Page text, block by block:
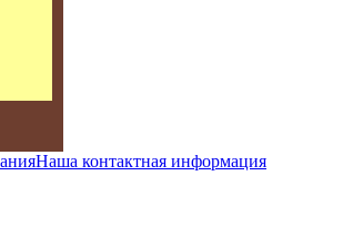
Наша контактная информация